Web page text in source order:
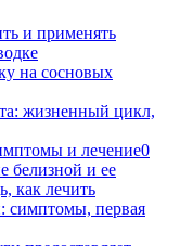
на сосновых
и лечение0
симптомы, первая